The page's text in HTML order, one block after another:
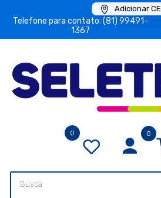
Adicionar
Telefone para contato: (81) 99491-
1367
0
0